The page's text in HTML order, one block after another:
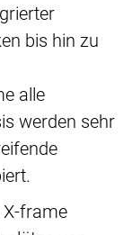
bis hin zu
alle
werden sehr
frame